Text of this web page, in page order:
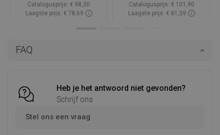
FAQ
Heb je het antwoord niet gevonden?
Schrijf ons
Stel ons een vraag
Catalogusprijs: € 98,30
Laagste prijs: € 78,69
Catalogusprijs: € 101,90
Laagste prijs: € 81,59